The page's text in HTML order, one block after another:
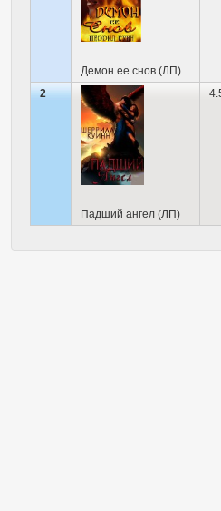
Демон ее снов (ЛП)
2
Падший ангел (ЛП)